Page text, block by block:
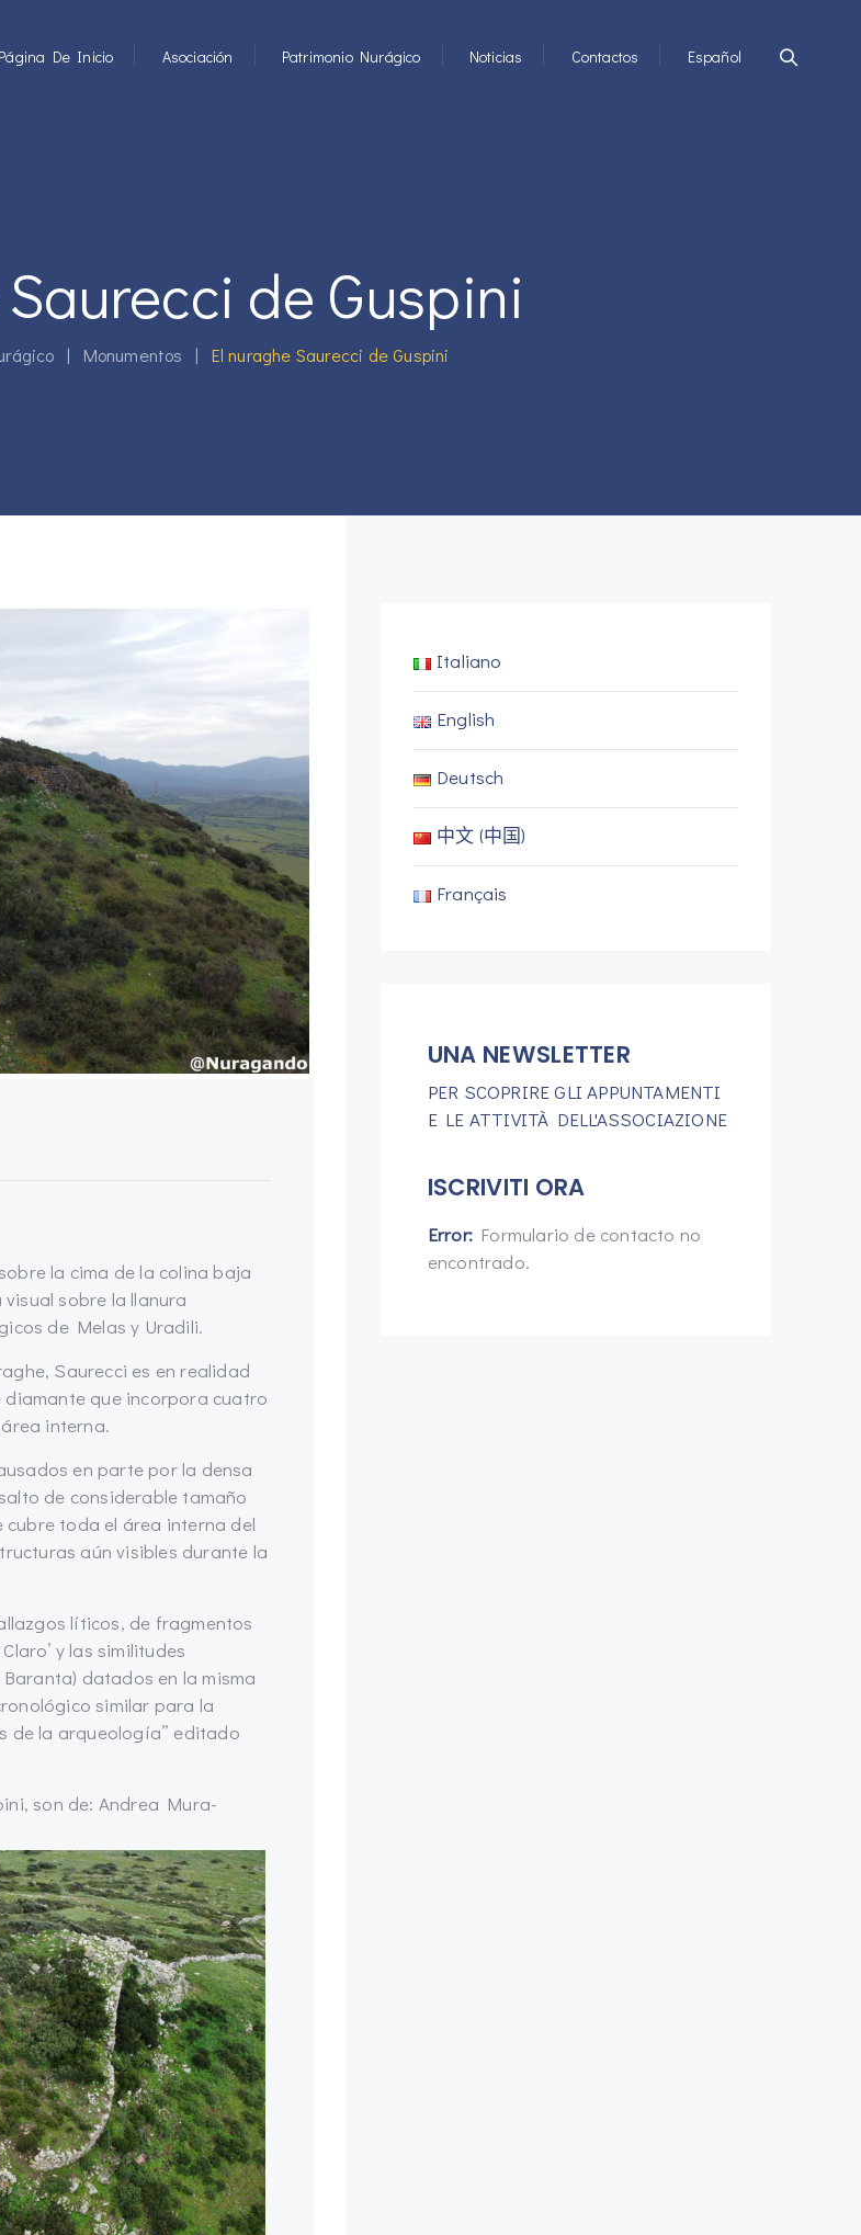
Página De Inicio Asociación Patrimonio Nurágico Noticias Contactos Español
de Guspini
| Monumentos | El nuraghe Saurecci de Guspini
la cima de la colina baja
sobre la llanura
de Melas y Uradili.
Saurecci es en realidad
que incorpora cuatro
interna.
en parte por la densa
de considerable tamaño
cubre toda el área interna del
aún visibles durante la
líticos, de fragmentos
y las similitudes
datados en la misma
similar para la
de la arqueología” editado
son de: Andrea Mura-
Italiano
English
Deutsch
中文 (中国)
Français
UNA NEWSLETTER
PER SCOPRIRE GLI APPUNTAMENTI
E LE ATTIVITÀ DELL'ASSOCIAZIONE
ISCRIVITI ORA
Error: Formulario de contacto no
encontrado.